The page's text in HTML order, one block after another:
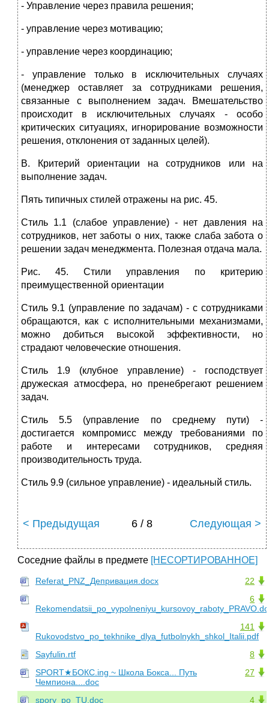
- Управление через правила решения;
- управление через мотивацию;
- управление через координацию;
- управление только в исключительных случаях
(менеджер оставляет за сотрудниками решения,
связанные с выполнением задач. Вмешательство
происходит в исключительных случаях - особо
критических ситуациях, игнорирование возможности
решения, отклонения от заданных целей).
В. Критерий ориентации на сотрудников или на
выполнение задач.
Пять типичных стилей отражены на рис. 45.
Стиль 1.1 (слабое управление) - нет давления на
сотрудников, нет заботы о них, также слаба забота о
решении задач менеджмента. Полезная отдача мала.
Рис. 45. Стили управления по критерию
преимущественной ориентации
Стиль 9.1 (управление по задачам) - с сотрудниками
обращаются, как с исполнительными механизмами,
можно добиться высокой эффективности, но
страдают человеческие отношения.
Стиль 1.9 (клубное управление) - господствует
дружеская атмосфера, но пренебрегают решением
задач.
Стиль 5.5 (управление по среднему пути) -
достигается компромисс между требованиями по
работе и интересами сотрудников, средняя
производительность труда.
Стиль 9.9 (сильное управление) - идеальный стиль.
< Предыдущая 6 / 8 Следующая >
Соседние файлы в предмете [НЕСОРТИРОВАННОЕ]
22
Referat_PNZ_Депривация.docx
6
141
Rukovodstvo_po_tekhnike_dlya_futbolnykh_shkol_Italii.pdf
8
Sayfulin.rtf
27
SPORT★БОКС.ing ~ Школа Бокса... Путь
Чемпиона....doc
4
spory_po_TU.doc